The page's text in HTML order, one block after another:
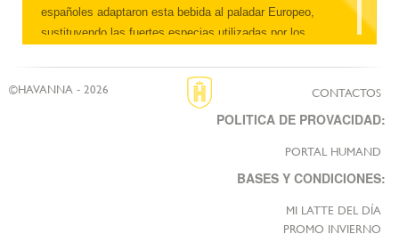
españoles adaptaron esta bebida al paladar Europeo,
sustituyendo las fuertes especias utilizadas por los
Actualmente el chocolate es reconocido en todo el
mundo.
©HAVANNA - 2026 CONTACTOS
POLITICA DE PROVACIDAD:
PORTAL HUMAND
BASES Y CONDICIONES:
MI LATTE DEL DÍA
PROMO INVIERNO